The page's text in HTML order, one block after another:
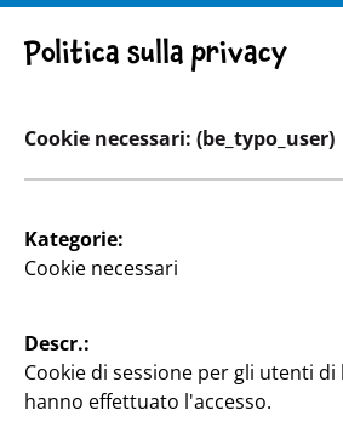
Che siate appassionati di
da-te occasionale, TEDi ha tutto
vostro prossimo progetto.
Politica sulla privacy
Cookie necessari: (be_typo_user)
Kategorie:
Cookie necessari
Descr.:
Cookie di sessione per gli utenti di
hanno effettuato l'accesso.